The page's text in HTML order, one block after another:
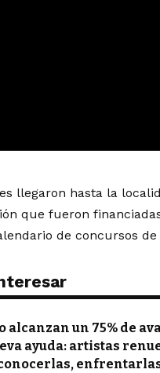
llegaron hasta la
que fueron
de concursos de
alcanzan un 75% de
ayuda: artistas